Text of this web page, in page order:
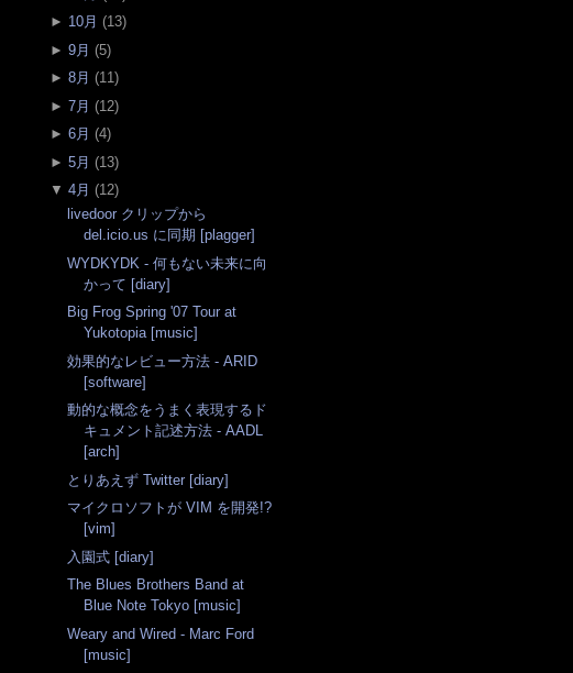
► 10月 (13)
► 9月 (5)
► 8月 (11)
► 7月 (12)
► 6月 (4)
► 5月 (13)
▼ 4月 (12)
livedoor クリップから
del.icio.us に同期 [plagger]
WYDKYDK - 何もない未来に向
かって [diary]
Big Frog Spring '07 Tour at
Yukotopia [music]
効果的なレビュー方法 - ARID
[software]
動的な概念をうまく表現するド
キュメント記述方法 - AADL
[arch]
とりあえず Twitter [diary]
マイクロソフトが VIM を開発!?
[vim]
入園式 [diary]
The Blues Brothers Band at
Blue Note Tokyo [music]
Weary and Wired - Marc Ford
[music]